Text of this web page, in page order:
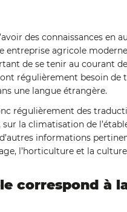
des connaissances en
agricole
de se tenir au courant
régulièrement besoin de
une langue étrangère.
régulièrement des
la climatisation de
informations
l’horticulture et la
correspond à